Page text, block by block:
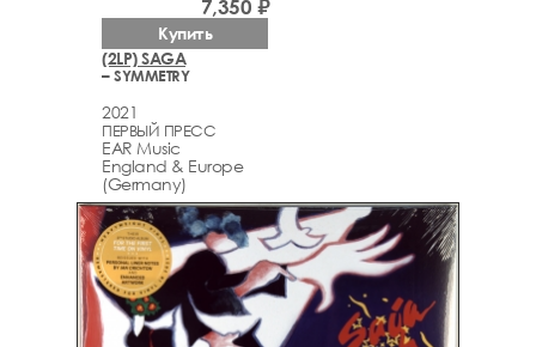
(2LP) SAGA
– SYMMETRY
2021
ПЕРВЫЙ ПРЕСС
EAR Music
England & Europe
(Germany)
7,350 ₽
Купить